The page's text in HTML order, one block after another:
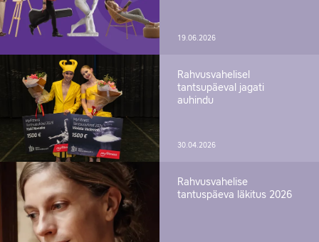
19.06.2026
Rahvusvahelisel
tantsupäeval jagati
auhindu
30.04.2026
Rahvusvahelise
tantuspäeva läkitus 2026